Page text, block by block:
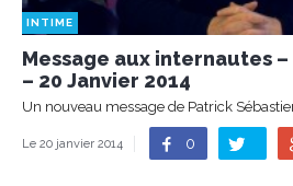
INTIME
Message aux internautes
– 20 Janvier 2014
Un nouveau message de Patrick
Le 20 janvier 2014 0